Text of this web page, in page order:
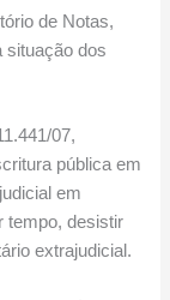
de Notas,
situação dos
07,
pública em
em
tempo, desistir
extrajudicial.